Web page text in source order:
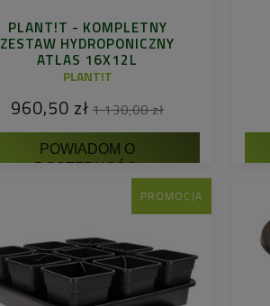
PLANT!T - KOMPLETNY
ZESTAW HYDROPONICZNY
ATLAS 16X12L
PLANT!T
960,50 zł 1 130,00 zł
POWIADOM O
DOSTĘPNOŚCI
PROMOCJA